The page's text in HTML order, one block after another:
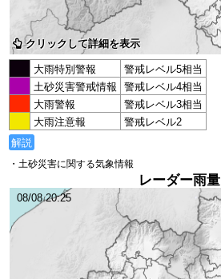
クリックして詳細を表示
大雨特別警報
警戒レベル5相当
土砂災害警戒情報
警戒レベル4相当
大雨警報
警戒レベル3相当
大雨注意報
警戒レベル2
解説
・土砂災害に関する気象情報
レーダー雨量
08/08 20:25